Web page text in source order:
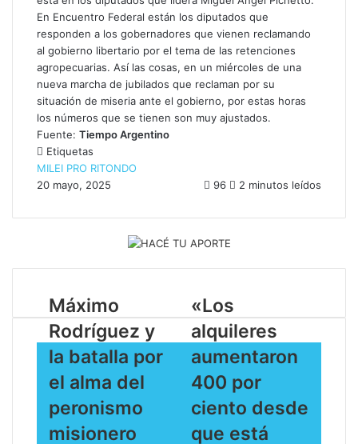
En Encuentro Federal están los diputados que
responden a los gobernadores que vienen reclamando
al gobierno libertario por el tema de las retenciones
agropecuarias. Así las cosas, en un miércoles de una
nueva marcha de jubilados que reclaman por su
situación de miseria ante el gobierno, por estas horas
los números que se tienen son muy ajustados.
Fuente: Tiempo Argentino
Etiquetas
MILEI PRO RITONDO
20 mayo, 2025
96 2 minutos leídos
Máximo
Rodríguez y
la batalla por
el alma del
peronismo
misionero
​«Los
alquileres
aumentaron
400 por
ciento desde
que está